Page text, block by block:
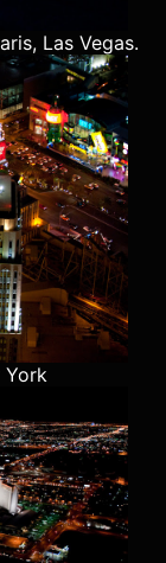
Las Vegas.
York